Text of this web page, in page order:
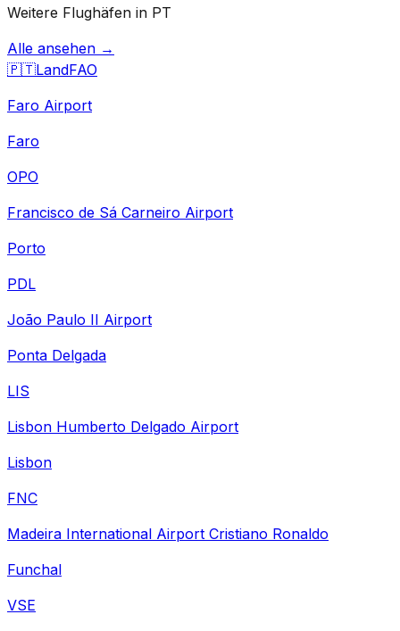
Weitere Flughäfen in PT
Alle ansehen →
🇵🇹LandFAO
Faro Airport
Faro
OPO
Francisco de Sá Carneiro Airport
Porto
PDL
João Paulo II Airport
Ponta Delgada
LIS
Lisbon Humberto Delgado Airport
Lisbon
FNC
Madeira International Airport Cristiano Ronaldo
Funchal
VSE